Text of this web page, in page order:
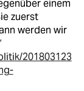
einem
zuerst
werden wir
201803123